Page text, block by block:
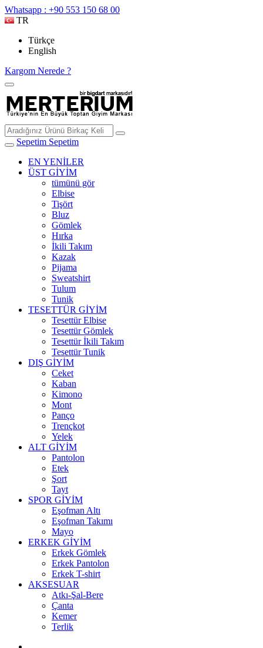
Whatsapp : +90 553 150 68 00
TR
Türkçe
English
Kargom Nerede ?
Sepetim Sepetim
EN YENİLER
ÜST GİYİM
tümünü gör
Elbise
Tişört
Bluz
Gömlek
Hırka
İkili Takım
Kazak
Pijama
Sweatshirt
Tulum
Tunik
TESETTÜR GİYİM
Tesettür Elbise
Tesettür Gömlek
Tesettür İkili Takım
Tesettür Tunik
DIŞ GİYİM
Ceket
Kaban
Kimono
Mont
Panço
Trençkot
Yelek
ALT GİYİM
Pantolon
Etek
Şort
Tayt
SPOR GİYİM
Eşofman Altı
Eşofman Takımı
Mayo
ERKEK GİYİM
Erkek Gömlek
Erkek Pantolon
Erkek T-shirt
AKSESUAR
Atkı-Şal-Bere
Çanta
Kemer
Terlik